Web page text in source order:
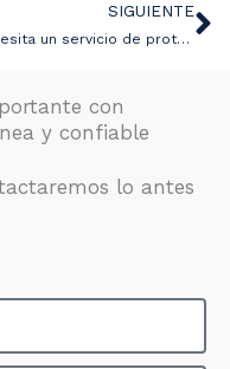
SIGUIENTE
¿Necesita un servicio de protección VIP?
con
y confiable
lo antes